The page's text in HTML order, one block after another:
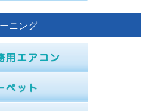
ニング